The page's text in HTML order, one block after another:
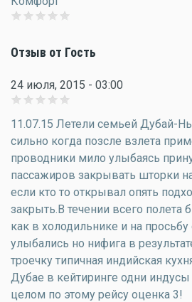
Отзыв от Гость
24 июля, 2015 - 03:00
11.07.15 Летели семьей Дубай-
сильно когда позсле взлета
проводники мило улыбаясь
пассажиров закрывать шторки
если кто то открывал опять
закрыть.В течении всего полета
как в холодильнике и на
улыбались но нифига в
троечку типичная индийская
Дубае в кейтиринге одни
целом по этому рейсу оценка 3!